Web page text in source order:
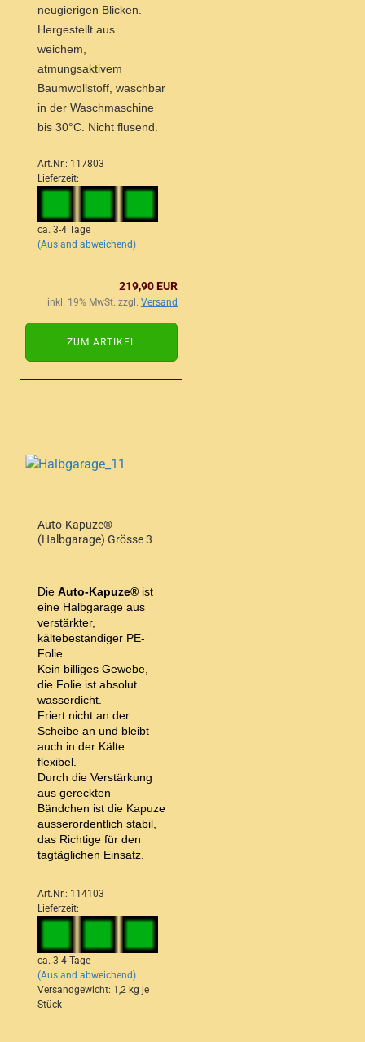
neugierigen Blicken.
Hergestellt aus
weichem,
atmungsaktivem
Baumwollstoff, waschbar
in der Waschmaschine
bis 30°C. Nicht flusend.
Art.Nr.: 117803
Lieferzeit:
ca. 3-4 Tage
(Ausland abweichend)
219,90 EUR
inkl. 19% MwSt. zzgl. Versand
ZUM ARTIKEL
Auto-Kapuze®
(Halbgarage) Grösse 3
Die Auto-Kapuze® ist
eine Halbgarage aus
verstärkter,
kältebeständiger PE-
Folie.
Kein billiges Gewebe,
die Folie ist absolut
wasserdicht.
Friert nicht an der
Scheibe an und bleibt
auch in der Kälte
flexibel.
Durch die Verstärkung
aus gereckten
Bändchen ist die Kapuze
ausserordentlich stabil,
das Richtige für den
tagtäglichen Einsatz.
Art.Nr.: 114103
Lieferzeit:
ca. 3-4 Tage
(Ausland abweichend)
Versandgewicht: 1,2 kg je
Stück